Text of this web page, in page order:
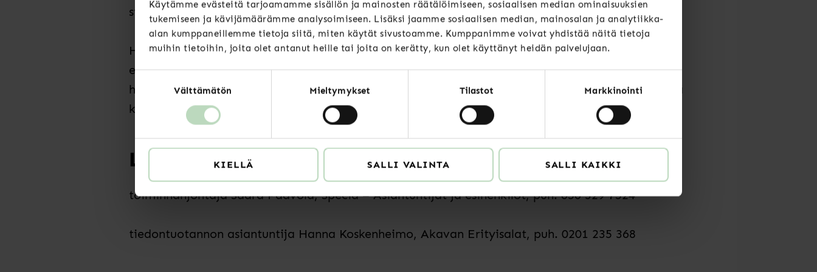
Käytämme evästeitä tarjoamamme sisällön ja mainosten räätälöimiseen, sosiaalisen median ominaisuuksien
tukemiseen ja kävijämäärämme analysoimiseen. Lisäksi jaamme sosiaalisen median, mainosalan ja analytiikka-
alan kumppaneillemme tietoja siitä, miten käytät sivustoamme. Kumppanimme voivat yhdistää näitä tietoja
muihin tietoihin, joita olet antanut heille tai joita on kerätty, kun olet käyttänyt heidän palvelujaan.
Suostumuksen
valinta
Välttämätön Mieltymykset Tilastot Markkinointi
KIELLÄ SALLI VALINTA SALLI KAIKKI
siirrossa tulisi kiinnittää huomiota.
Henkilöstöresurssit nousivat näissäkin vastauksissa ylivoimaisesti ykköseksi. 74 prosenttia nostaa
esille pelkonsa henkilöstöresurssien riittävyydestä, kun siirto kuntiin tapahtuu. Toiseksi
huolenaiheeksi nousi henkilöstön kuuleminen, johon toivoi panostusta 38 prosenttia. 34 prosenttia
kiinnittäisi huomiota muutosjohtamiseen.
Lisätietoja:
toiminnanjohtaja Saara Paavola, Specia – Asiantuntijat ja esihenkilöt, puh. 050 329 7524
tiedontuotannon asiantuntija Hanna Koskenheimo, Akavan Erityisalat, puh. 0201 235 368